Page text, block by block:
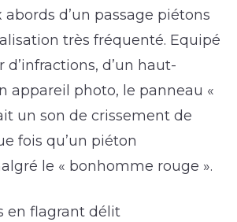
abords d’un passage piétons
très fréquenté. Equipé
d’infractions, d’un haut-
appareil photo, le panneau «
un son de crissement de
fois qu’un piéton
le « bonhomme rouge ».
en flagrant délit